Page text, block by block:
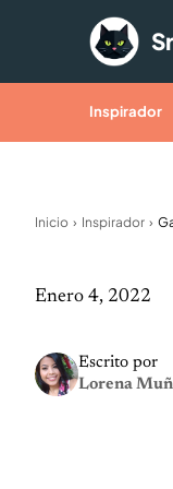
Saltar al contenido
Inspirador
Inicio Inspirador
Enero 4, 2022
Escrito por
Lorena